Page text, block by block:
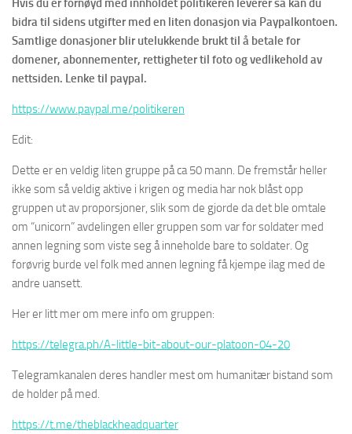
Hvis du er fornøyd med innholdet politikeren leverer så kan du
bidra til sidens utgifter med en liten donasjon via Paypalkontoen.
Samtlige donasjoner blir utelukkende brukt til å betale for
domener, abonnementer, rettigheter til foto og vedlikehold av
nettsiden. Lenke til paypal.
https://www.paypal.me/politikeren
Edit:
Dette er en veldig liten gruppe på ca 50 mann. De fremstår heller
ikke som så veldig aktive i krigen og media har nok blåst opp
gruppen ut av proporsjoner, slik som de gjorde da det ble omtale
om “unicorn” avdelingen eller gruppen som var for soldater med
annen legning som viste seg å inneholde bare to soldater. Og
forøvrig burde vel folk med annen legning få kjempe ilag med de
andre uansett.
Her er litt mer om mere info om gruppen:
https://telegra.ph/A-little-bit-about-our-platoon-04-20
Telegramkanalen deres handler mest om humanitær bistand som
de holder på med.
https://t.me/theblackheadquarter